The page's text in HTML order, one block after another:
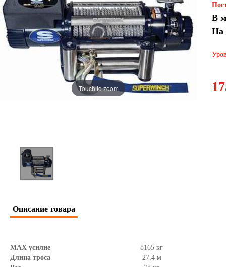
Touch to zoom
В
На
Описание товара
MAX усилие
8165 кг
Длина троса
27.4 м